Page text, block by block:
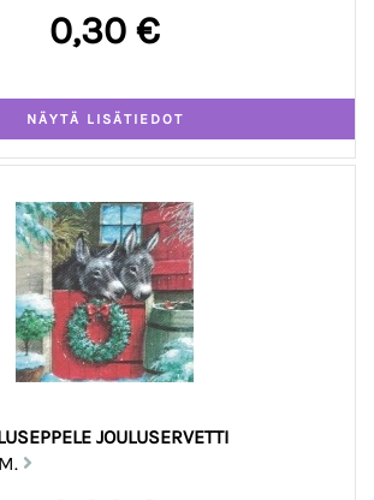
0,30 €
JOULUSERVETTI